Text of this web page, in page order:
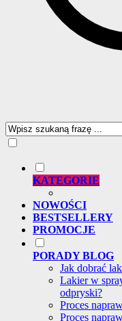
KATEGORIE
NOWOŚCI
BESTSELLERY
PROMOCJE
PORADY BLOG
Jak dobrać
Lakier w
odpryski?
Proces
Proces